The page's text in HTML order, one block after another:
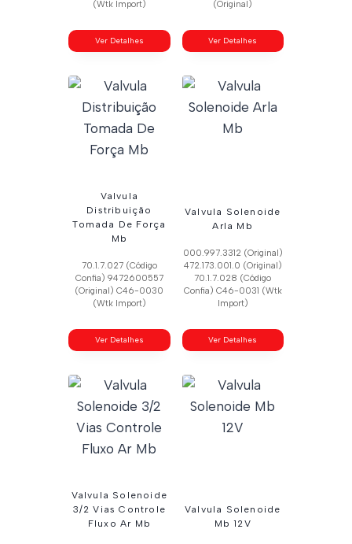
(Wtk Import)
Ver Detalhes
(Original)
Ver Detalhes
Valvula
Distribuição
Tomada De Força
Mb
70.1.7.027 (Código
Confia) 9472600557
(Original) C46-0030
(Wtk Import)
Ver Detalhes
Valvula Solenoide
Arla Mb
000.997.3312 (Original)
472.173.001.0 (Original)
70.1.7.028 (Código
Confia) C46-0031 (Wtk
Import)
Ver Detalhes
Valvula Solenoide
3/2 Vias Controle
Fluxo Ar Mb
Valvula Solenoide
Mb 12V